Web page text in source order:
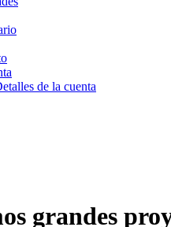
de la cuenta
grandes